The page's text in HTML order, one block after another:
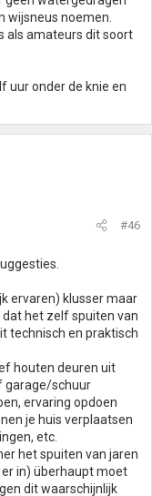
wijsneus noemen.
als amateurs dit soort
uur onder de knie en
#46
ervaren) klusser maar
het zelf spuiten van
technisch en praktisch
houten deuren uit
garage/schuur
ervaring opdoen
je huis verplaatsen
etc.
het spuiten van jaren
in) überhaupt moet
dit waarschijnlijk